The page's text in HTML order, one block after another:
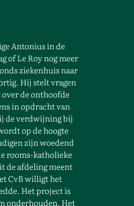
Antonius in de
of Le Roy nog meer
ziekenhuis naar
Hij stelt vragen
de onthoofde
in opdracht van
de verdwijning bij
op de hoogte
zijn woedend
rooms-katholieke
de afdeling meent
CvB willigt het
Het project is
onderhouden. Het